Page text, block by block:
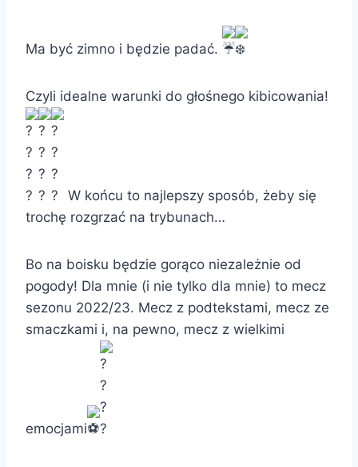
Ma być zimno i będzie padać.
Czyli idealne warunki do głośnego kibicowania!
W końcu to najlepszy sposób, żeby się
trochę rozgrzać na trybunach…
Bo na boisku będzie gorąco niezależnie od
pogody! Dla mnie (i nie tylko dla mnie) to mecz
sezonu 2022/23. Mecz z podtekstami, mecz ze
smaczkami i, na pewno, mecz z wielkimi
emocjami